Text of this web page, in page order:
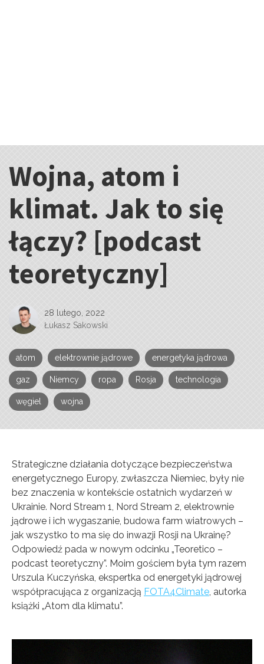
Kategorie:
Wojna, atom i
klimat. Jak to się
łączy? [podcast
teoretyczny]
28 lutego, 2022
Łukasz Sakowski
atom elektrownie jądrowe energetyka jądrowa
gaz Niemcy ropa Rosja technologia
węgiel wojna
Strategiczne działania dotyczące bezpieczeństwa
energetycznego Europy, zwłaszcza Niemiec, były nie
bez znaczenia w kontekście ostatnich wydarzeń w
Ukrainie. Nord Stream 1, Nord Stream 2, elektrownie
jądrowe i ich wygaszanie, budowa farm wiatrowych –
jak wszystko to ma się do inwazji Rosji na Ukrainę?
Odpowiedź pada w nowym odcinku „Teoretico –
podcast teoretyczny”. Moim gościem była tym razem
Urszula Kuczyńska, ekspertka od energetyki jądrowej
współpracująca z organizacją FOTA4Climate, autorka
książki „Atom dla klimatu”.